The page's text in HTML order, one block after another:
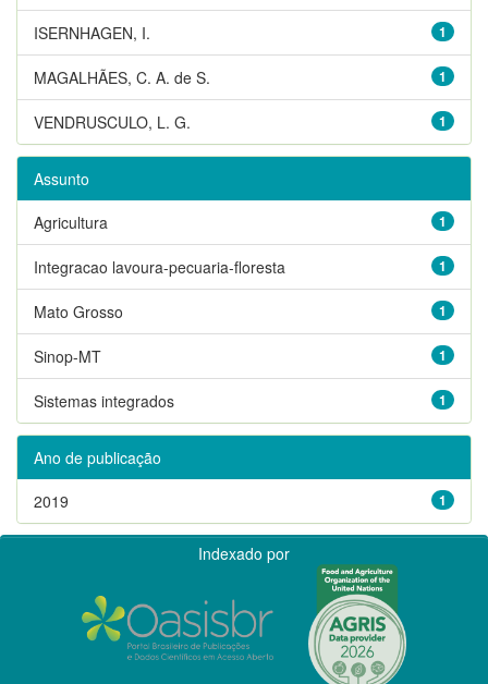
1
ISERNHAGEN, I.
1
MAGALHÃES, C. A. de S.
1
VENDRUSCULO, L. G.
Assunto
1
Agricultura
1
Integracao lavoura-pecuaria-floresta
1
Mato Grosso
1
Sinop-MT
1
Sistemas integrados
Ano de publicação
1
2019
Indexado por